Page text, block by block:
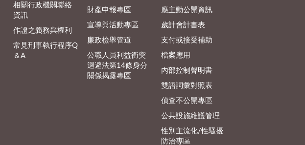
相關行政機關聯絡
資訊
作證之義務與權利
常見刑事執行程序Q
＆A
財產申報專區
宣導與活動專區
廉政檢舉管道
公職人員利益衝突
迴避法第14條身分
關係揭露專區
應主動公開資訊
歲計會計書表
支付或接受補助
檔案應用
內部控制聲明書
雙語詞彙對照表
偵查不公開專區
公共設施維護管理
性別主流化/性騷擾
防治專區